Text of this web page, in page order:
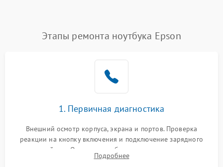
Этапы ремонта ноутбука Epson
1. Первичная диагностика
Внешний осмотр корпуса, экрана и портов. Проверка
реакции на кнопку включения и подключение зарядного
устройства. Оценка потребления тока с помощью
лабораторного блока питания для локализации проблемы.
Подробнее